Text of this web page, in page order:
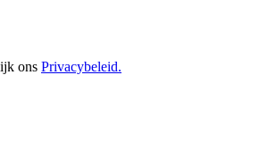
ons Privacybeleid.